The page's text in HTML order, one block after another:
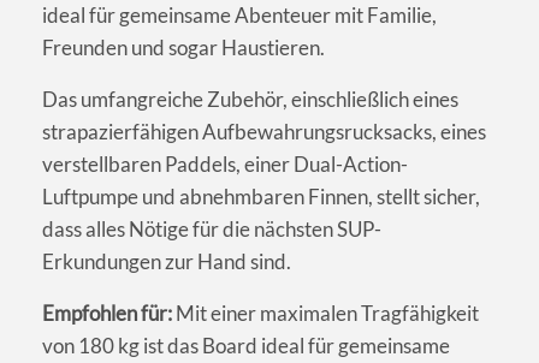
ideal für gemeinsame Abenteuer mit Familie,
Freunden und sogar Haustieren.
Das umfangreiche Zubehör, einschließlich eines
strapazierfähigen Aufbewahrungsrucksacks, eines
verstellbaren Paddels, einer Dual-Action-
Luftpumpe und abnehmbaren Finnen, stellt sicher,
dass alles Nötige für die nächsten SUP-
Erkundungen zur Hand sind.
Empfohlen für:Mit einer maximalen Tragfähigkeit
von 180 kg ist das Board ideal für gemeinsame